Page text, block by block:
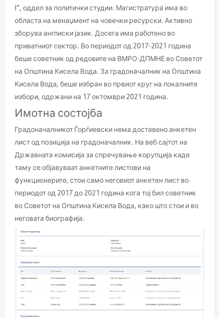
I”, оддел за политички студии. Магистратура има во
областа на менаџмент на човечки ресурски. Активно
зборува англиски јазик. Досега има работено во
приватниот сектор. Во периодот од 2017-2021 година
беше советник од редовите на ВМРО-ДПМНЕ во Советот
на Општина Кисела Вода. За градоначалник на Општина
Кисела Вода, беше избран во првиот круг на локалните
избори, одржани на 17 октомври 2021 година.
Имотна состојба
Градоначалникот Ѓорѓиевски нема доставено анкетен
лист од позиција на градоначалник. На веб сајтот на
Државната комисија за спречување корупција каде
таму се објавуваат анкетните листови на
функционерите, стои само неговиот анкетен лист во
периодот од 2017 до 2021 година кога тој бил советник
во Советот на Општина Кисела Вода, како што стои и во
неговата биографија.